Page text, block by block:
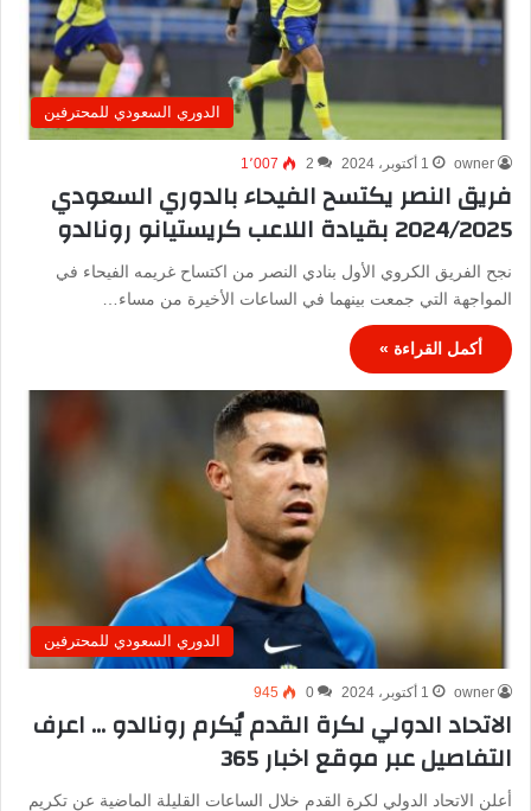
الدوري السعودي للمحترفين
owner 1 أكتوبر، 2024 2 1٬007
فريق النصر يكتسح الفيحاء بالدوري السعودي
2024/2025 بقيادة اللاعب كريستيانو رونالدو
نجح الفريق الكروي الأول بنادي النصر من اكتساح غريمه الفيحاء في
المواجهة التي جمعت بينهما في الساعات الأخيرة من مساء…
أكمل القراءة »
الدوري السعودي للمحترفين
owner 1 أكتوبر، 2024 0
945
الاتحاد الدولي لكرة القدم يُكرم رونالدو … اعرف
التفاصيل عبر موقع اخبار 365
أعلن الاتحاد الدولي لكرة القدم خلال الساعات القليلة الماضية عن تكريم